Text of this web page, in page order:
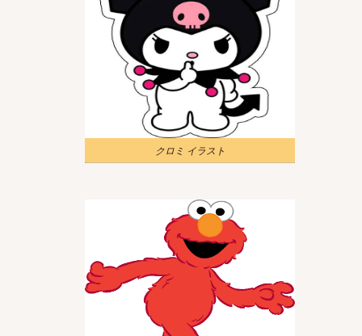
クロミ イラスト